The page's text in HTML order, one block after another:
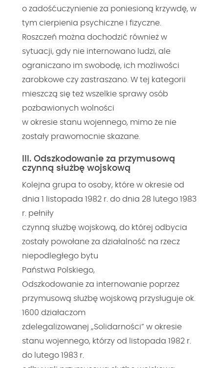
o zadośćuczynienie za poniesioną krzywdę, w
tym cierpienia psychiczne i fizyczne.
Roszczeń można dochodzić również w
sytuacji, gdy nie internowano ludzi, ale
ograniczano im swobodę, ich możliwości
zarobkowe czy zastraszano. W tej kategorii
mieszczą się też wszelkie sprawy osób
pozbawionych wolności
w okresie stanu wojennego, mimo że nie
zostały prawomocnie skazane.
III. Odszkodowanie za przymusową
czynną służbę wojskową
Kolejna grupa to osoby, które w okresie od
dnia 1 listopada 1982 r. do dnia 28 lutego 1983
r. pełniły
czynną służbę wojskową, do której odbycia
zostały powołane za działalność na rzecz
niepodległego bytu
Państwa Polskiego,
Odszkodowanie za internowanie poprzez
przymusową służbę wojskową przysługuje ok.
1600 działaczom
zdelegalizowanej „Solidarności” w okresie
stanu wojennego, którzy od listopada 1982 r.
do lutego 1983 r.